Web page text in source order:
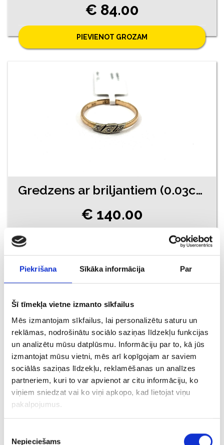
Piekrišana Sīkāka informācija Par
Šī tīmekļa vietne izmanto sīkfailus
Mēs izmantojam sīkfailus, lai personalizētu saturu un
reklāmas, nodrošinātu sociālo saziņas līdzekļu funkcijas
un analizētu mūsu datplūsmu. Informāciju par to, kā jūs
izmantojat mūsu vietni, mēs arī kopīgojam ar saviem
sociālās saziņas līdzekļu, reklamēšanas un analīzes
partneriem, kuri to var apvienot ar citu informāciju, ko
viņiem sniedzat vai ko viņi apkopo, kad lietojat viņu
pakalpojumus.
Nepieciešams
€ 84.00
PIEVIENOT GROZAM
Gredzens ar briljantiem (0.03ct) 11671-4551
€ 140.00
Gredzens ar topāzu 8740-3051